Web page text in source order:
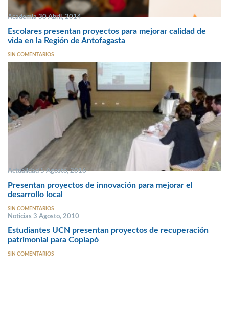
Academia 30 Abril, 2014
Escolares presentan proyectos para mejorar calidad de
vida en la Región de Antofagasta
SIN COMENTARIOS
Actualidad 5 Agosto, 2016
Presentan proyectos de innovación para mejorar el
desarrollo local
SIN COMENTARIOS
Noticias 3 Agosto, 2010
Estudiantes UCN presentan proyectos de recuperación
patrimonial para Copiapó
SIN COMENTARIOS